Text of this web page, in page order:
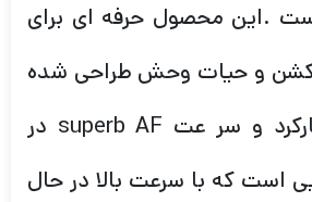
.این محصول حرفه ای برای
و حیات وحش طراحی شده
و تمرکز آن بر کارکرد و سر عت superb AF در
است که با سرعت بالا در حال